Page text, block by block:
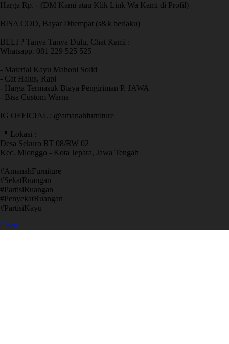
Harga Rp. - (DM Kami atau Klik Link Wa Kami di Profil)
BISA COD, Bayar Ditempat (s&k berlaku)
BELI ? Tanya Tanya Dulu, Chat Kami :
Whatsapp. 081 229 525 525
- Material Kayu Mahoni Solid
- Cat Halus, Rapi
- Harga Termasuk Biaya Pengiriman P. JAWA
- Bisa Custom Warna
IG OFFICIAL : @amanahfurniture
📍 Lokasi :
Desa Sekuro RT 08/RW 02
Kec. Mlonggo - Kota Jepara, Jawa Tengah
​#AmanahFurniture
​#SekatRuangan
​#PartisiRuangan
​#PenyekatRuangan
​#PartisiKayu
Open